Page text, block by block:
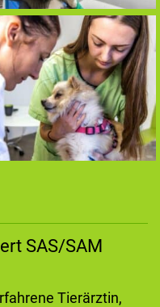
SAS/SAM
Tierärztin,